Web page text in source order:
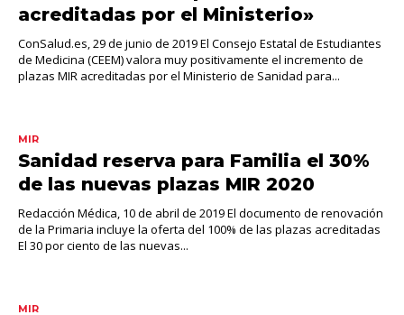
acreditadas por el Ministerio»
ConSalud.es, 29 de junio de 2019 El Consejo Estatal de Estudiantes
de Medicina (CEEM) valora muy positivamente el incremento de
plazas MIR acreditadas por el Ministerio de Sanidad para...
MIR
Sanidad reserva para Familia el 30%
de las nuevas plazas MIR 2020
Redacción Médica, 10 de abril de 2019 El documento de renovación
de la Primaria incluye la oferta del 100% de las plazas acreditadas
El 30 por ciento de las nuevas...
MIR